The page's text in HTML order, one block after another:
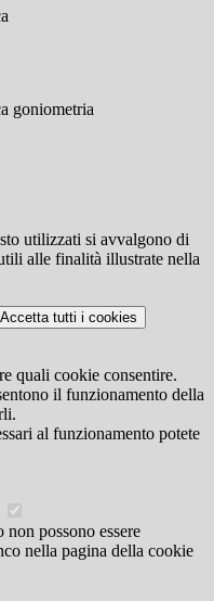
goniometria
utilizzati si avvalgono di
alle finalità illustrate nella
Accetta tutti i cookies
quali cookie consentire.
il funzionamento della
al funzionamento potete
possono essere
nella pagina della cookie